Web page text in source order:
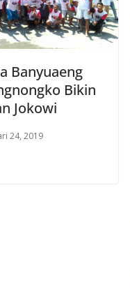
Banyuaeng
Bikin
Jokowi
24, 2019